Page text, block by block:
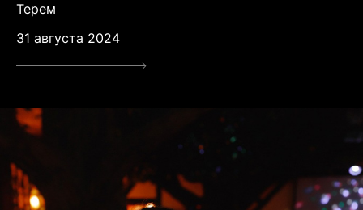
Терем
31 августа 2024